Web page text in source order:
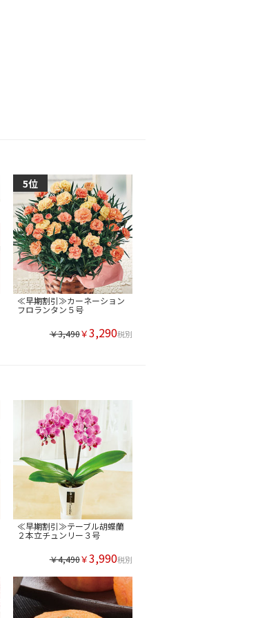
≪早期割引≫カーネーション
フロランタン５号
￥3,490￥3,290税別
≪早期割引≫テーブル胡蝶蘭
２本立チュンリー３号
￥4,490￥3,990税別